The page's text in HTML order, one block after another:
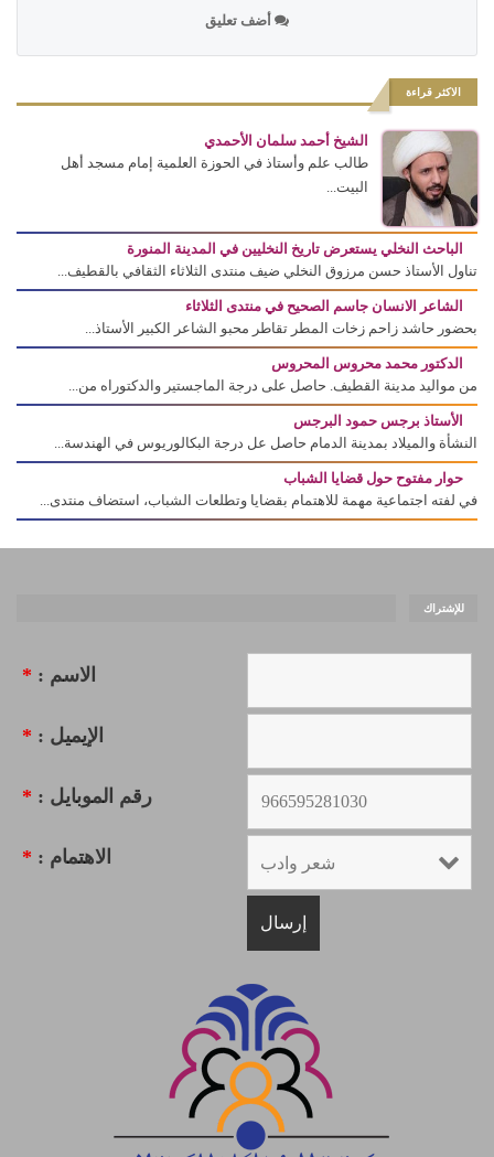
أضف تعليق
الاكثر قراءة
الشيخ أحمد سلمان الأحمدي
طالب علم وأستاذ في الحوزة العلمية إمام مسجد أهل
البيت...
الباحث النخلي يستعرض تاريخ النخليين في المدينة المنورة
تناول الأستاذ حسن مرزوق النخلي ضيف منتدى الثلاثاء الثقافي بالقطيف...
الشاعر الانسان جاسم الصحيح في منتدى الثلاثاء
بحضور حاشد زاحم زخات المطر تقاطر محبو الشاعر الكبير الأستاذ...
الدكتور محمد محروس المحروس
من مواليد مدينة القطيف. حاصل على درجة الماجستير والدكتوراه من...
الأستاذ برجس حمود البرجس
النشأة والميلاد بمدينة الدمام حاصل عل درجة البكالوريوس في الهندسة...
حوار مفتوح حول قضايا الشباب
في لفته اجتماعية مهمة للاهتمام بقضايا وتطلعات الشباب، استضاف منتدى...
للإشتراك
الاسم : *
الإيميل : *
رقم الموبايل : *
الاهتمام : *